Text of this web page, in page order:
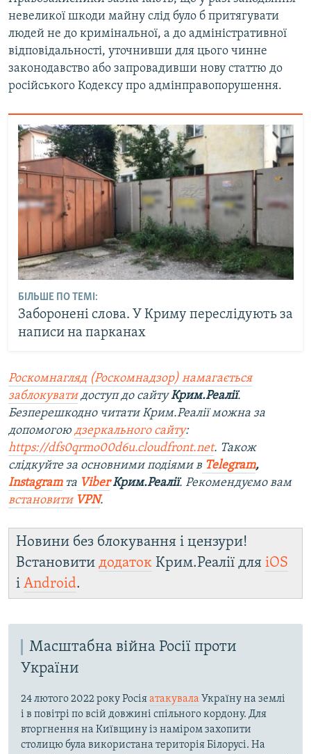
невеликої шкоди майну слід було б притягувати
людей не до кримінальної, а до адміністративної
відповідальності, уточнивши для цього чинне
законодавство або запровадивши нову статтю до
російського Кодексу про адмінправопорушення.
БІЛЬШЕ ПО ТЕМІ:
Заборонені слова. У Криму переслідують за
написи на парканах
Роскомнагляд (Роскомнадзор) намагається
заблокуватидоступ до сайтуКрим.Реалії.
Безперешкодно читати Крим.Реалії можна за
допомогою дзеркального сайту:
https://dfs0qrmo00d6u.cloudfront.net. Також
слідкуйте за основними подіями в Telegram,
Instagramта ViberКрим.Реалії. Рекомендуємо вам
встановити VPN.
Новини без блокування і цензури!
Встановити додаток Крим.Реалії для iOS
і Android.
Масштабна війна Росії проти
України
24 лютого 2022 року Росіяатакувала Україну на землі
і в повітрі по всій довжині спільного кордону. Для
вторгнення на Київщину із наміром захопити
столицю була використана територія Білорусі. На